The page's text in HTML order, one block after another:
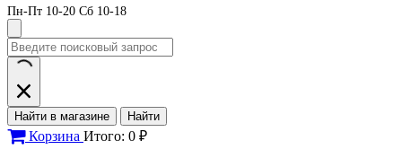
Пн-Пт 10-20 Сб 10-18
Найти в магазине Найти
Корзина Итого: 0 ₽